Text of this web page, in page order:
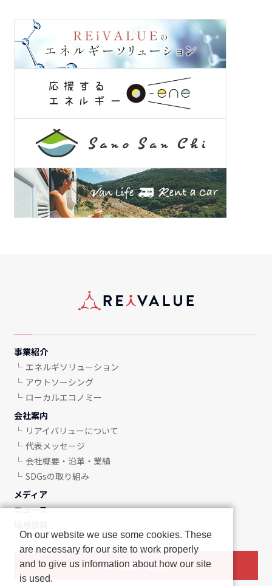
事業紹介
エネルギソリューション
アウトソーシング
ローカルエコノミー
会社案内
リアイバリューについて
代表メッセージ
会社概要・沿革・業績
SDGsの取り組み
メディア
ニュース
お問い合わせ
On our website we use some cookies. These
are necessary for our site to work properly
and to give us information about how our site
is used.